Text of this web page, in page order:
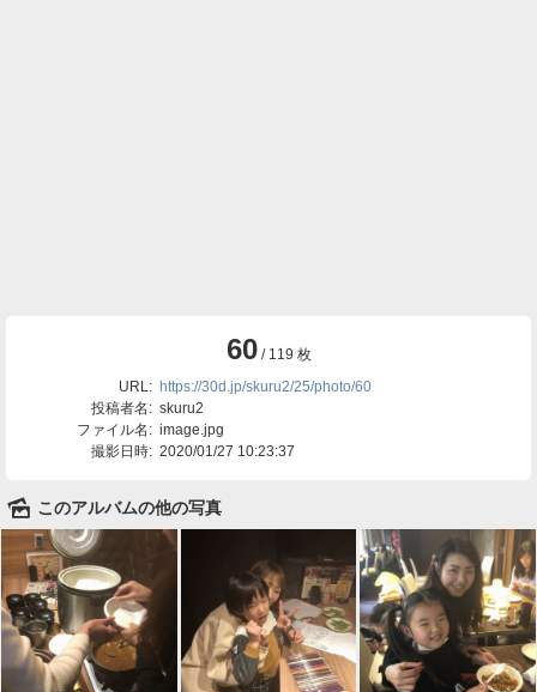
60 / 119 枚
URL: https://30d.jp/skuru2/25/photo/60
投稿者名: skuru2
ファイル名: image.jpg
撮影日時: 2020/01/27 10:23:37
🌄 このアルバムの他の写真